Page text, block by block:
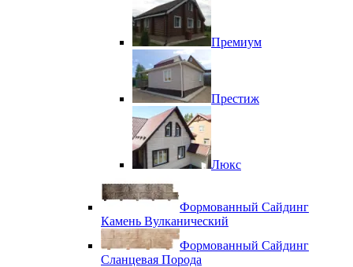
Премиум
Престиж
Люкс
Формованный Сайдинг
Камень Вулканический
Формованный Сайдинг
Сланцевая Порода